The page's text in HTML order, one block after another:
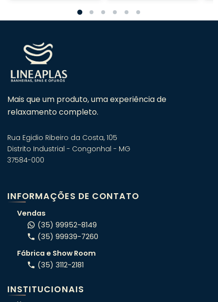
Mais que um produto, uma experiência de
relaxamento completo.
Rua Egidio Ribeiro da Costa, 105
Distrito Industrial - Congonhal - MG
37584-000
INFORMAÇÕES DE CONTATO
Vendas
(35) 99952-8149
(35) 99939-7260
Fábrica e Show Room
(35) 3112-2181
INSTITUCIONAIS
banheiras! 🛁
ORÇAMENTO RÁPIDO
Conte o seu projeto e indicamos o